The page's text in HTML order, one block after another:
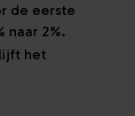
de eerste
naar 2%.
het